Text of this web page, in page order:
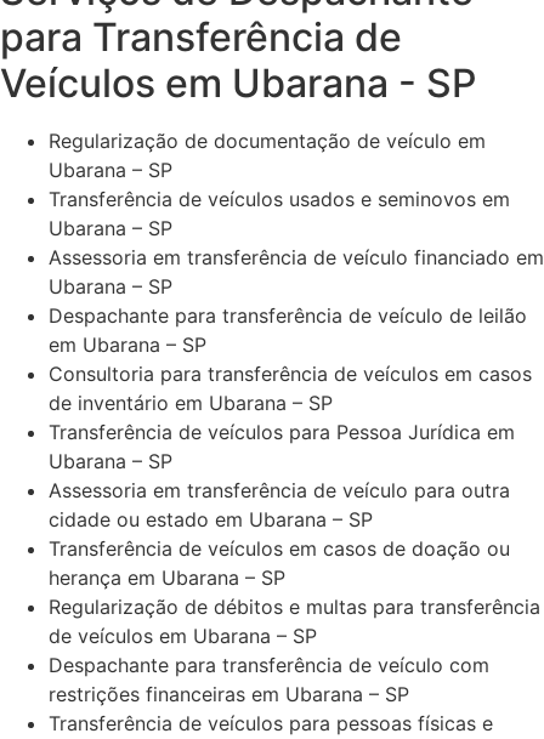
para Transferência de
Veículos em Ubarana - SP
Regularização de documentação de veículo em
Ubarana – SP
Transferência de veículos usados e seminovos em
Ubarana – SP
Assessoria em transferência de veículo financiado em
Ubarana – SP
Despachante para transferência de veículo de leilão
em Ubarana – SP
Consultoria para transferência de veículos em casos
de inventário em Ubarana – SP
Transferência de veículos para Pessoa Jurídica em
Ubarana – SP
Assessoria em transferência de veículo para outra
cidade ou estado em Ubarana – SP
Transferência de veículos em casos de doação ou
herança em Ubarana – SP
Regularização de débitos e multas para transferência
de veículos em Ubarana – SP
Despachante para transferência de veículo com
restrições financeiras em Ubarana – SP
Transferência de veículos para pessoas físicas e